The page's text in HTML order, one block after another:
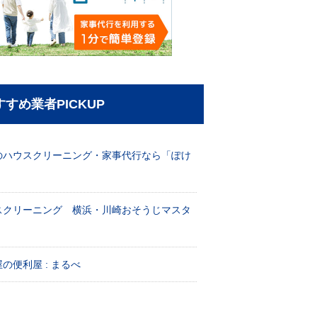
すめ業者PICKUP
ハウスクリーニング・家事代行なら「ぽけ
クリーニング 横浜・川崎おそうじマスタ
の便利屋 : まるべ